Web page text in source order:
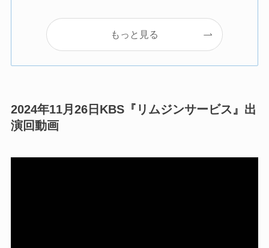
もっと見る
2024年11月26日KBS『リムジンサービス』出
演回動画